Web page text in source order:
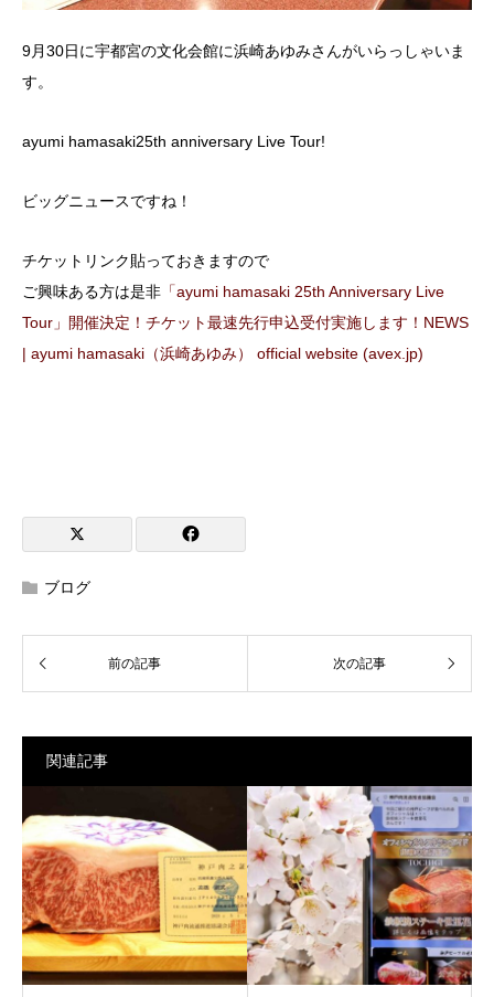
9月30日に宇都宮の文化会館に浜崎あゆみさんがいらっしゃいま
す。
ayumi hamasaki25th anniversary Live Tour!
ビッグニュースですね！
チケットリンク貼っておきますので
ご興味ある方は是非 「ayumi hamasaki 25th Anniversary Live
Tour」開催決定！チケット最速先行申込受付実施します！NEWS
| ayumi hamasaki（浜崎あゆみ） official website (avex.jp)
ブログ
関連記事